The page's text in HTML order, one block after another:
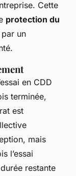
Cette
protection du
un
en CDD
terminée,
est
mais
l’essai
restante